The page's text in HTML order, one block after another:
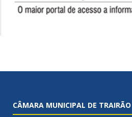
CÂMARA MUNICIPAL DE TRAIRÃO